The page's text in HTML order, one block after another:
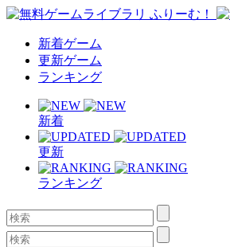
新着ゲーム
更新ゲーム
ランキング
新着
更新
ランキング